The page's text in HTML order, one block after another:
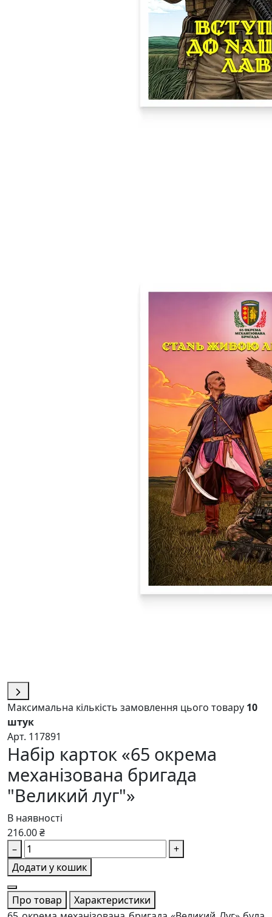
Максимальна кількість замовлення цього товару 10
штук
Арт. 117891
Набір карток «65 окрема
механізована бригада
"Великий луг"»
В наявності
216.00 ₴
–
+
Додати у кошик
Про товар
Характеристики